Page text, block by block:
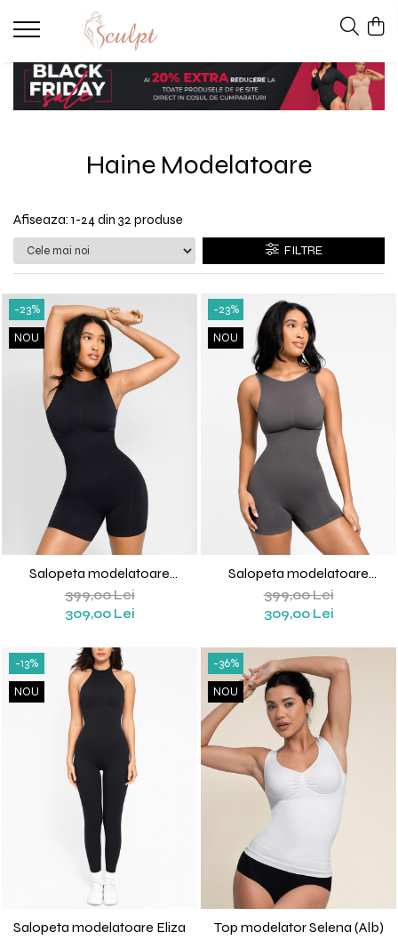
Chiloti modelatoriHaine Modelatoare
Afiseaza: 1-24din 32 produse
FILTRE
-23%
NOU
Salopeta modelatoare
Elisabeta (Negru)
399,00 Lei
309,00 Lei
-23%
NOU
Salopeta modelatoare
Elisabeta (Gri)
399,00 Lei
309,00 Lei
-13%
NOU
Salopeta modelatoare Eliza
-36%
NOU
Top modelator Selena (Alb)